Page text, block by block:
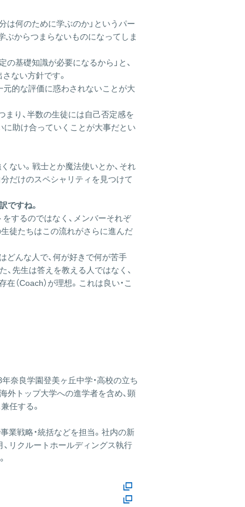
は何のために学ぶのか」というパー
ぶからつまらないものになってしま
基礎知識が必要になるから」と、
ない方針です。
元的な評価に惑わされないことが大
まり、半数の生徒には自己否定感を
に助け合っていくことが大事だとい
ない。戦士とか魔法使いとか、それ
だけのスペシャリティを見つけて
ですね。
をするのではなく、メンバーそれぞ
徒たちはこの流れがさらに進んだ
どんな人で、何が好きで何が苦手
先生は答えを教える人ではなく、
（Coach）が理想。これは良い・こ
奈良学園登美ヶ丘中学・高校の立ち
外トップ大学への進学者を含め、顕
任する。
業戦略・統括などを担当。社内の新
、リクルートホールディングス執行